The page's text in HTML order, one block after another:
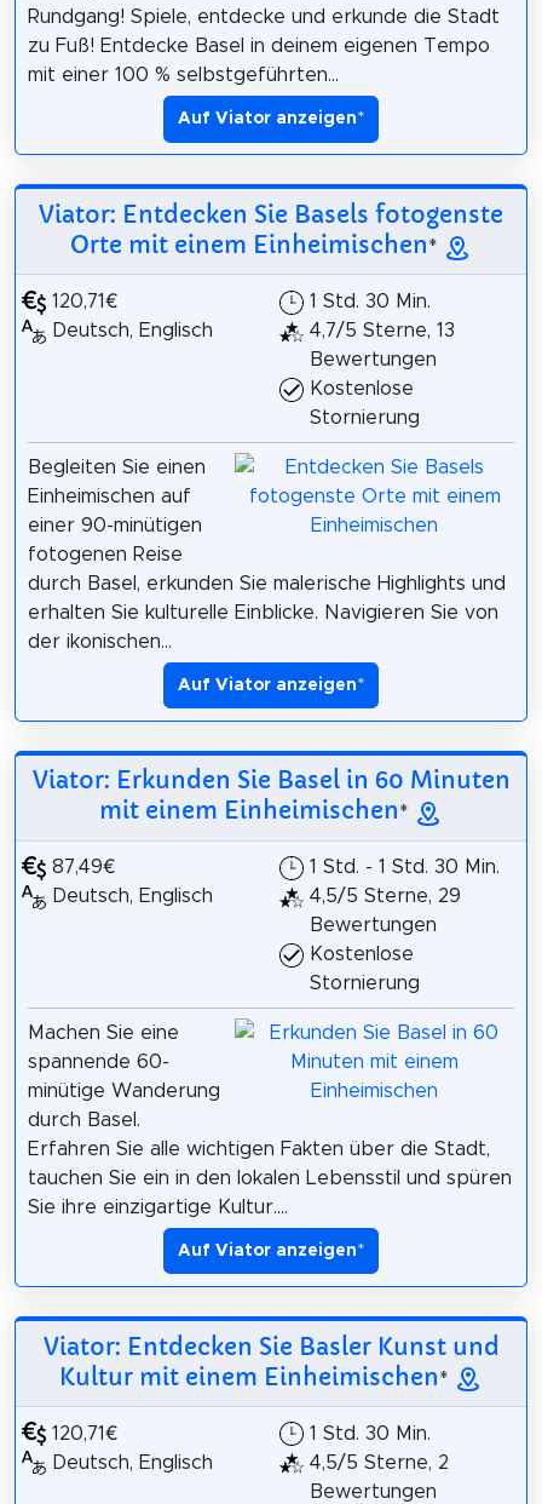
Rundgang! Spiele, entdecke und erkunde die Stadt
zu Fuß! Entdecke Basel in deinem eigenen Tempo
mit einer 100 % selbstgeführten...
Auf Viator anzeigen*
Viator: Entdecken Sie Basels fotogenste
Orte mit einem Einheimischen*
120,71€
Deutsch, Englisch
1 Std. 30 Min.
4,7/5 Sterne, 13
Bewertungen
Kostenlose
Stornierung
Begleiten Sie einen
Einheimischen auf
einer 90-minütigen
fotogenen Reise
durch Basel, erkunden Sie malerische Highlights und
erhalten Sie kulturelle Einblicke. Navigieren Sie von
der ikonischen...
Auf Viator anzeigen*
Viator: Erkunden Sie Basel in 60 Minuten
mit einem Einheimischen*
87,49€
Deutsch, Englisch
1 Std. - 1 Std. 30 Min.
4,5/5 Sterne, 29
Bewertungen
Kostenlose
Stornierung
Machen Sie eine
spannende 60-
minütige Wanderung
durch Basel.
Erfahren Sie alle wichtigen Fakten über die Stadt,
tauchen Sie ein in den lokalen Lebensstil und spüren
Sie ihre einzigartige Kultur....
Auf Viator anzeigen*
Viator: Entdecken Sie Basler Kunst und
Kultur mit einem Einheimischen*
120,71€
Deutsch, Englisch
1 Std. 30 Min.
4,5/5 Sterne, 2
Bewertungen